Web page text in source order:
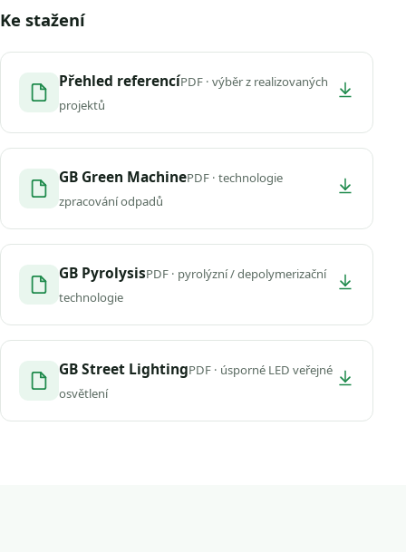
Ke stažení
Přehled referencíPDF · výběr z realizovaných
projektů
GB Green MachinePDF · technologie
zpracování odpadů
GB PyrolysisPDF · pyrolýzní / depolymerizační
technologie
GB Street LightingPDF · úsporné LED veřejné
osvětlení